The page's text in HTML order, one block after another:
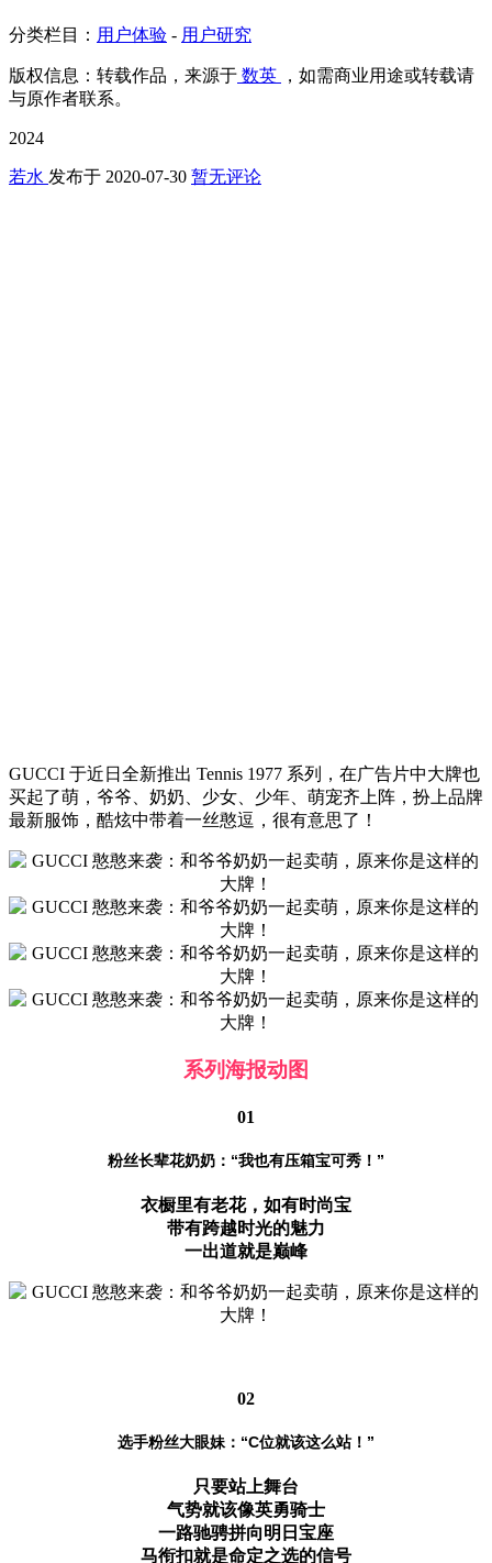
分类栏目： 用户体验 - 用户研究
版权信息： 转载作品，来源于 数英
，如需商业用途或转载请
与原作者联系。
2024
若水 发布于 2020-07-30 暂无评论
GUCCI 于近日全新推出 Tennis 1977 系列，在广告片中大牌也
买起了萌，爷爷、奶奶、少女、少年、萌宠齐上阵，扮上品牌
最新服饰，酷炫中带着一丝憨逗，很有意思了！
系列海报动图
01
粉丝长辈花奶奶：“我也有压箱宝可秀！”
衣橱里有老花，如有时尚宝
带有跨越时光的魅力
一出道就是巅峰
02
选手粉丝大眼妹：“C位就该这么站！”
只要站上舞台
气势就该像英勇骑士
一路驰骋拼向明日宝座
马衔扣就是命定之选的信号